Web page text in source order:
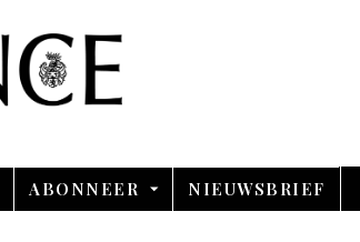
ABONNEER NIEUWSBRIEF